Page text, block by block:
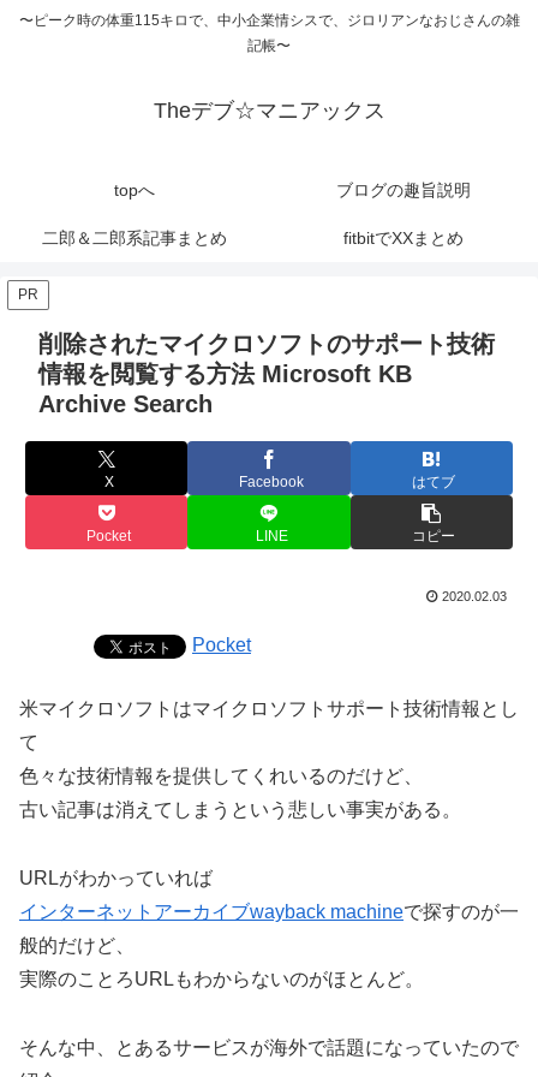
〜ピーク時の体重115キロで、中小企業情シスで、ジロリアンなおじさんの雑
記帳〜
Theデブ☆マニアックス
topへ ブログの趣旨説明
二郎＆二郎系記事まとめ fitbitでXXまとめ
PR
削除されたマイクロソフトのサポート技術
情報を閲覧する方法 Microsoft KB
Archive Search
X Facebook はてブ
Pocket LINE コピー
2020.02.03
Pocket
米マイクロソフトはマイクロソフトサポート技術情報とし
て
色々な技術情報を提供してくれいるのだけど、
古い記事は消えてしまうという悲しい事実がある。
URLがわかっていれば
インターネットアーカイブwayback machineで探すのが一
般的だけど、
実際のことろURLもわからないのがほとんど。
そんな中、とあるサービスが海外で話題になっていたので